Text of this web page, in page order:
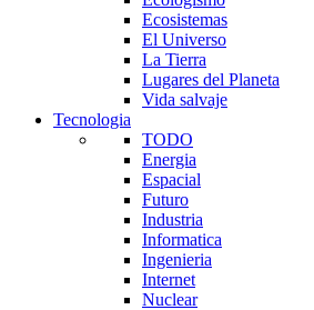
Ecosistemas
El Universo
La Tierra
Lugares del Planeta
Vida salvaje
Tecnologia
TODO
Energia
Espacial
Futuro
Industria
Informatica
Ingenieria
Internet
Nuclear